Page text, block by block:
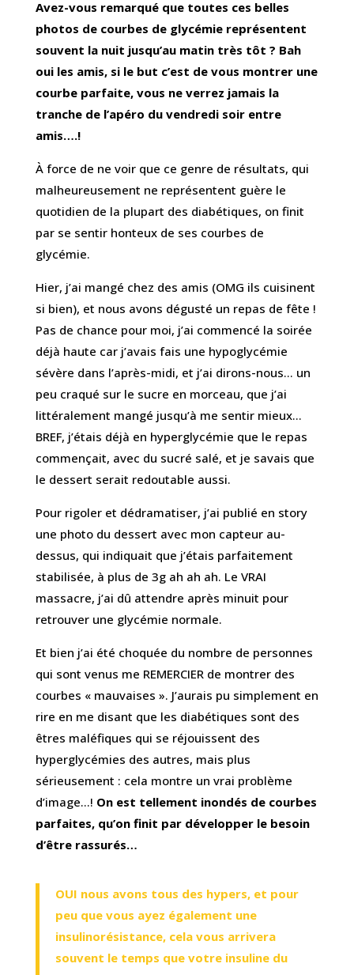
Avez-vous remarqué que toutes ces belles
photos de courbes de glycémie représentent
souvent la nuit jusqu’au matin très tôt ? Bah
oui les amis, si le but c’est de vous montrer une
courbe parfaite, vous ne verrez jamais la
tranche de l’apéro du vendredi soir entre
amis….!
À force de ne voir que ce genre de résultats, qui
malheureusement ne représentent guère le
quotidien de la plupart des diabétiques, on finit
par se sentir honteux de ses courbes de
glycémie.
Hier, j’ai mangé chez des amis (OMG ils cuisinent
si bien), et nous avons dégusté un repas de fête !
Pas de chance pour moi, j’ai commencé la soirée
déjà haute car j’avais fais une hypoglycémie
sévère dans l’après-midi, et j’ai dirons-nous… un
peu craqué sur le sucre en morceau, que j’ai
littéralement mangé jusqu’à me sentir mieux…
BREF, j’étais déjà en hyperglycémie que le repas
commençait, avec du sucré salé, et je savais que
le dessert serait redoutable aussi.
Pour rigoler et dédramatiser, j’ai publié en story
une photo du dessert avec mon capteur au-
dessus, qui indiquait que j’étais parfaitement
stabilisée, à plus de 3g ah ah ah. Le VRAI
massacre, j’ai dû attendre après minuit pour
retrouver une glycémie normale.
Et bien j’ai été choquée du nombre de personnes
qui sont venus me REMERCIER de montrer des
courbes « mauvaises ». J’aurais pu simplement en
rire en me disant que les diabétiques sont des
êtres maléfiques qui se réjouissent des
hyperglycémies des autres, mais plus
sérieusement : cela montre un vrai problème
d’image…! On est tellement inondés de courbes
parfaites, qu’on finit par développer le besoin
d’être rassurés…
OUI nous avons tous des hypers, et pour
peu que vous ayez également une
insulinorésistance, cela vous arrivera
souvent le temps que votre insuline du